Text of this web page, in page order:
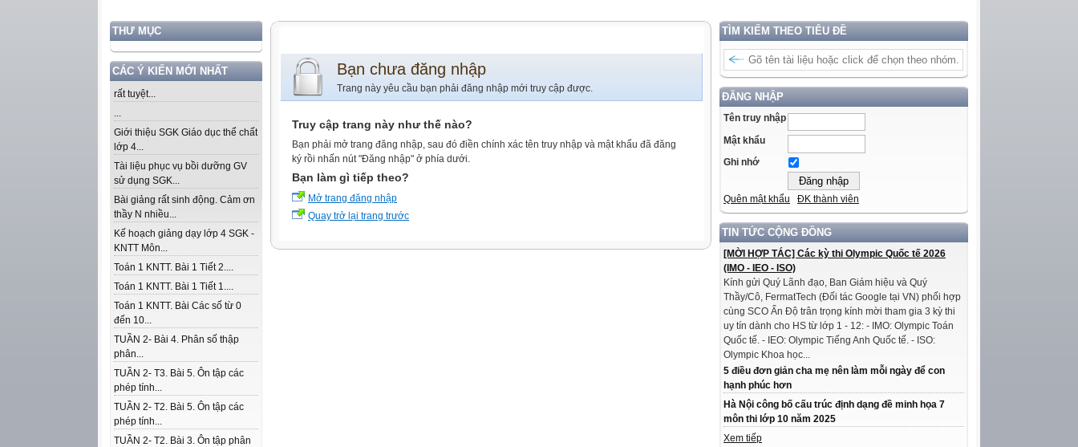
THƯ MỤC
CÁC Ý KIẾN MỚI NHẤT
rất tuyệt...
...
Giới thiệu SGK Giáo dục thể chất
lớp 4...
Tài liệu phục vụ bồi dưỡng GV
sử dụng SGK...
Bài giảng rất sinh động. Cảm ơn
thầy N nhiều...
Kế hoạch giảng dạy lớp 4 SGK -
KNTT Môn...
Toán 1 KNTT. Bài 1 Tiết 2....
Toán 1 KNTT. Bài 1 Tiết 1....
Toán 1 KNTT. Bài Các số từ 0
đến 10...
TUẦN 2- Bài 4. Phân số thập
phân...
TUẦN 2- T3. Bài 5. Ôn tập các
phép tính...
TUẦN 2- T2. Bài 5. Ôn tập các
phép tính...
TUẦN 2- T2. Bài 3. Ôn tập phân
TÌM KIẾM THEO TIÊU ĐỀ
ĐĂNG NHẬP
Tên truy nhập
Mật khẩu
Ghi nhớ
Quên mật khẩu ĐK thành viên
TIN TỨC CỘNG ĐỒNG
[MỜI HỢP TÁC] Các kỳ thi Olympic Quốc tế 2026
(IMO - IEO - ISO)
Kính gửi Quý Lãnh đạo, Ban Giám hiệu và Quý
Thầy/Cô, FermatTech (Đối tác Google tại VN) phối hợp
cùng SCO Ấn Độ trân trọng kính mời tham gia 3 kỳ thi
uy tín dành cho HS từ lớp 1 - 12: - IMO: Olympic Toán
Quốc tế. - IEO: Olympic Tiếng Anh Quốc tế. - ISO:
Olympic Khoa học...
5 điều đơn giản cha mẹ nên làm mỗi ngày để con
hạnh phúc hơn
Hà Nội công bố cấu trúc định dạng đề minh họa 7
môn thi lớp 10 năm 2025
Xem tiếp
Bạn chưa đăng nhập
Trang này yêu cầu bạn phải đăng nhập mới truy cập được.
Truy cập trang này như thế nào?
Bạn phải mở trang đăng nhập, sau đó điền chính xác tên truy nhập và mật khẩu đã đăng
ký rồi nhấn nút "Đăng nhập" ở phía dưới.
Bạn làm gì tiếp theo?
Mở trang đăng nhập
Quay trở lại trang trước